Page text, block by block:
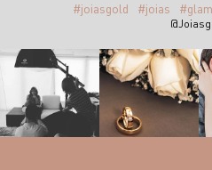
#joiasgold #joias